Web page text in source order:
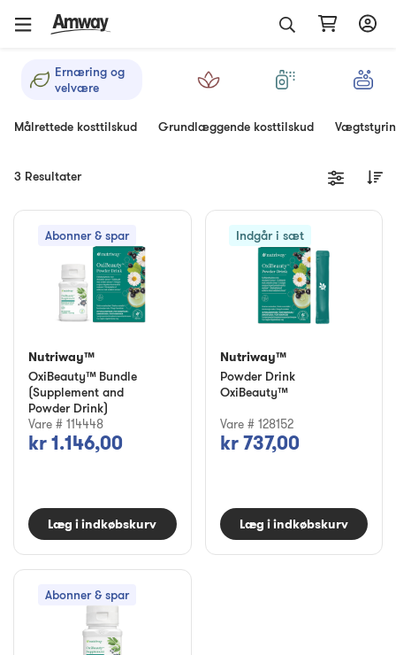
Ernæring og
velvære
Målrettede kosttilskud Grundlæggende kosttilskud
3 Resultater
Abonner & spar
Nutriway™
OxiBeauty™ Bundle
(Supplement and
Powder Drink)
Vare # 114448
kr 1.146,00
Læg i indkøbskurv
Indgår i sæt
Nutriway™
Powder Drink
OxiBeauty™
Vare # 128152
kr 737,00
Læg i indkøbskurv
Abonner & spar